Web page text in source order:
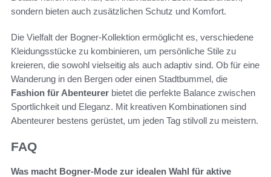
sondern bieten auch zusätzlichen Schutz und Komfort.
Die Vielfalt der Bogner-Kollektion ermöglicht es, verschiedene
Kleidungsstücke zu kombinieren, um persönliche Stile zu
kreieren, die sowohl vielseitig als auch adaptiv sind. Ob für eine
Wanderung in den Bergen oder einen Stadtbummel, die
Fashion für Abenteurer bietet die perfekte Balance zwischen
Sportlichkeit und Eleganz. Mit kreativen Kombinationen sind
Abenteurer bestens gerüstet, um jeden Tag stilvoll zu meistern.
FAQ
Was macht Bogner-Mode zur idealen Wahl für aktive